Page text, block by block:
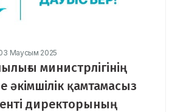
Маусым 2025
министрлігінің
қамтамасыз
директорының